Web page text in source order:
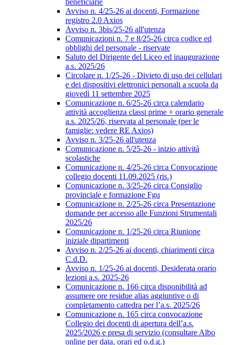
beneficiarie
Avviso n. 4/25-26 ai docenti, Formazione
registro 2.0 Axios
Avviso n. 3bis/25-26 all'utenza
Comunicazioni n. 7 e 8/25-26 circa codice ed
obblighi del personale - riservate
Saluto del Dirigente del Liceo ed inaugurazione
a.s. 2025/26
Circolare n. 1/25-26 - Divieto di uso dei cellulari
e dei dispositivi elettronici personali a scuola da
giovedì 11 settembre 2025
Comunicazione n. 6/25-26 circa calendario
attività accoglienza classi prime + orario generale
a.s. 2025/26, riservata al personale (per le
famiglie: vedere RE Axios)
Avviso n. 3/25-26 all'utenza
Comunicazione n. 5/25-26 - inizio attività
scolastiche
Comunicazione n. 4/25-26 circa Convocazione
collegio docenti 11.09.2025 (ris.)
Comunicazione n. 3/25-26 circa Consiglio
provinciale e formazione Fgu
Comunicazione n. 2/25-26 circa Presentazione
domande per accesso alle Funzioni Strumentali
2025/26
Comunicazione n. 1/25-26 circa Riunione
iniziale dipartimenti
Avviso n. 2/25-26 ai docenti, chiarimenti circa
C.d.D.
Avviso n. 1/25-26 ai docenti, Desiderata orario
lezioni a.s. 2025-26
Comunicazione n. 166 circa disponibilità ad
assumere ore residue alias aggiuntive o di
completamento cattedra per l’a.s. 2025/26
Comunicazione n. 165 circa convocazione
Collegio dei docenti di apertura dell’a.s.
2025/2026 e presa di servizio (consultare Albo
online per data, orari ed o.d.g.)